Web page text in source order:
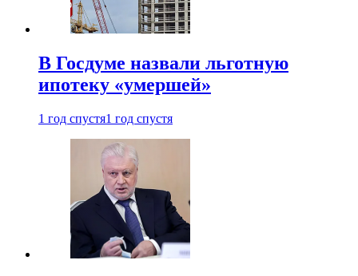
В Госдуме назвали льготную
ипотеку «умершей»
1 год спустя1 год спустя